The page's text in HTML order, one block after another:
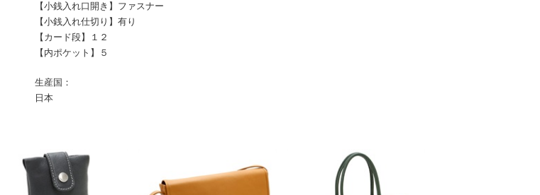
【小銭入れ口開き】ファスナー
【小銭入れ仕切り】有り
【カード段】１２
【内ポケット】５
生産国：
日本